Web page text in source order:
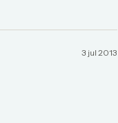
3 jul 2013